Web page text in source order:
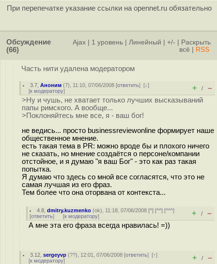
При перепечатке указание ссылки на opennet.ru обязательно
Обсуждение
(66)
Ajax 1 уровень Линейный +/-
Раскрыть
всё
RSS
Часть нити удалена модератором
3.7 ,Аноним (7), 11:10, 07/06/2008 [ответить][↓]
[к модератору] + / –
>Ну и чушь, не хватает только лучших высказываний
папы римского. А вообще...
>Поклоняйтесь мне все, я - ваш бог!
не ведись... просто businessreviewonline формирует наше
общественное мнение.
есть такая тема в PR: можно вроде бы и плохого ничего
не сказать, но мнение создаётся о персоне/компании
отстойное, и я думаю "я ваш Бог" - это как раз такая
попытка.
Я думаю что здесь со мной все согласятся, что это не
самая лучшая из его фраз.
Тем более что она оторвана от контекста...
4.8 ,dmitry.kuzmenko (ok), 11:18, 07/06/2008 [^] [^^] [^^^]
[ответить] [к модератору] + / –
А мне эта его фраза всегда нравилась! =))
3.12 ,sergeyvp (??), 12:01, 07/06/2008 [ответить][↑]
[к модератору] + / –